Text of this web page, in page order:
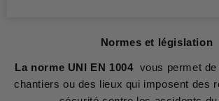
Normes et législation
La norme UNI EN 1004vous permet de
chantiers ou des lieux qui imposent des